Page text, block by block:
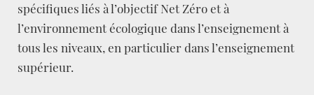
spécifiques liés à l’objectif Net Zéro et à
l’environnement écologique dans l’enseignement à
tous les niveaux, en particulier dans l’enseignement
supérieur.